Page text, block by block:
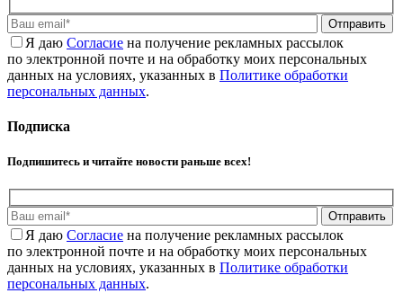
Отправить
Я даю Cогласие на получение рекламных рассылок
по электронной почте и на обработку моих персональных
данных на условиях, указанных в Политике обработки
персональных данных.
Подписка
Подпишитесь и читайте новости раньше всех!
Отправить
Я даю Cогласие на получение рекламных рассылок
по электронной почте и на обработку моих персональных
данных на условиях, указанных в Политике обработки
персональных данных.